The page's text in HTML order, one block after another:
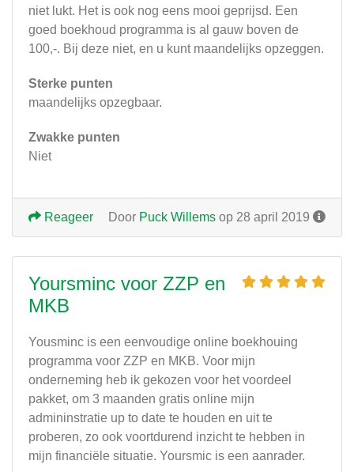
niet lukt. Het is ook nog eens mooi geprijsd. Een
goed boekhoud programma is al gauw boven de
100,-. Bij deze niet, en u kunt maandelijks opzeggen.
Sterke punten
maandelijks opzegbaar.
Zwakke punten
Niet
Door Puck Willems op 28 april 2019
Reageer
Yoursminc voor ZZP en
MKB
Yousminc is een eenvoudige online boekhouing
programma voor ZZP en MKB. Voor mijn
onderneming heb ik gekozen voor het voordeel
pakket, om 3 maanden gratis online mijn
admininstratie up to date te houden en uit te
proberen, zo ook voortdurend inzicht te hebben in
mijn financiële situatie. Yoursmic is een aanrader.